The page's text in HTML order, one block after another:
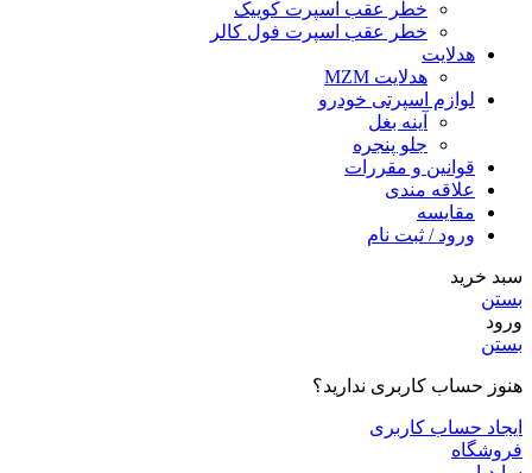
خطر عقب اسپرت کوییک
خطر عقب اسپرت فول کالر
هدلایت
هدلایت MZM
لوازم اسپرتی خودرو
آینه بغل
جلو پنجره
قوانین و مقررات
علاقه مندی
مقایسه
ورود / ثبت نام
سبد خرید
بستن
ورود
بستن
هنوز حساب کاربری ندارید؟
ایجاد حساب کاربری
فروشگاه